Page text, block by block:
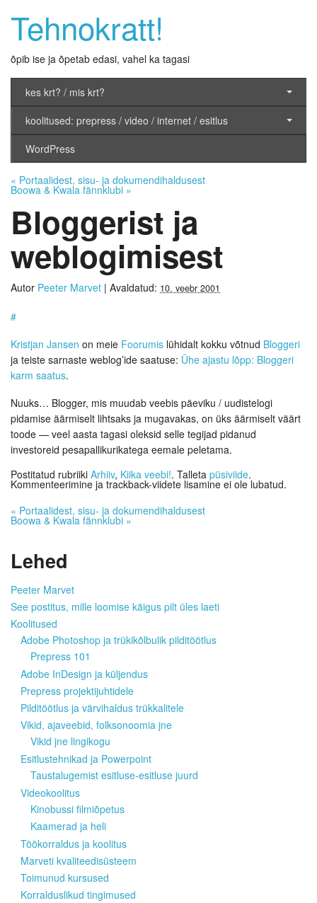
Tehnokratt!
õpib ise ja õpetab edasi, vahel ka tagasi
kes krt? / mis krt?
koolitused: prepress / video / internet / esitlus
WordPress
« Portaalidest, sisu- ja dokumendihaldusest
Boowa & Kwala fännklubi »
Bloggerist ja
weblogimisest
Autor Peeter Marvet | Avaldatud: 10. veebr 2001
#
Kristjan Jansen on meie Foorumis lühidalt kokku võtnud Bloggeri
ja teiste sarnaste weblog’ide saatuse: Ühe ajastu lõpp: Bloggeri
karm saatus.
Nuuks… Blogger, mis muudab veebis päeviku / uudistelogi
pidamise äärmiselt lihtsaks ja mugavakas, on üks äärmiselt väärt
toode — veel aasta tagasi oleksid selle tegijad pidanud
investoreid pesapallikurikatega eemale peletama.
Postitatud rubriiki Arhiiv, Kiika veebi!. Talleta püsiviide.
Kommenteerimine ja trackback-viidete lisamine ei ole lubatud.
« Portaalidest, sisu- ja dokumendihaldusest
Boowa & Kwala fännklubi »
Lehed
Peeter Marvet
See postitus, mille loomise käigus pilt üles laeti
Koolitused
Adobe Photoshop ja trükikõlbulik pilditöötlus
Prepress 101
Adobe InDesign ja küljendus
Prepress projektijuhtidele
Pilditöötlus ja värvihaldus trükkalitele
Vikid, ajaveebid, folksonoomia jne
Vikid jne lingikogu
Esitlustehnikad ja Powerpoint
Taustalugemist esitluse-esitluse juurd
Videokoolitus
Kinobussi filmiõpetus
Kaamerad ja heli
Töökorraldus ja koolitus
Marveti kvaliteedisüsteem
Toimunud kursused
Korralduslikud tingimused